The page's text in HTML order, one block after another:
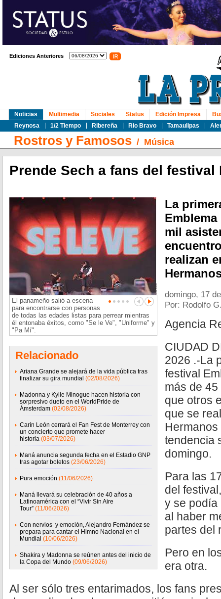
Ediciones Anteriores
Noticias
Reynosa
1/2 Tiempo Ribereña Rio Bravo Tamaulipas
Multimedia Sociales Status Edición Impresa
Rostros y Famosos / Música
Prende Sech a fans del festival
El panameño salió a escena
para encontrarse con personas
de todas las edades listas para perrear mientras
él entonaba éxitos, como "Se le Ve", "Uniforme" y
"Pa Mí".
Relacionado
Ariana Grande se alejará de la vida pública tras
finalizar su gira mundial (02/08/2026)
Madonna y Kylie Minogue hacen historia con
sorpresivo dueto en el WorldPride de
Ámsterdam (02/08/2026)
Carín León cerrará el Fan Fest de Monterrey con
un concierto que promete hacer
historia (03/07/2026)
Maná anuncia segunda fecha en el Estadio GNP
tras agotar boletos (23/06/2026)
Pura emoción (11/06/2026)
Maná llevará su celebración de 40 años a
Latinoamérica con el “Vivir Sin Aire
Tour” (11/06/2026)
Con nervios y emoción, Alejandro Fernández se
prepara para cantar el Himno Nacional en el
Mundial (10/06/2026)
Shakira y Madonna se reúnen antes del inicio de
la Copa del Mundo (09/06/2026)
La
mil
realizan
domingo, 17
Por: Rodolfo
Agencia
CIUDAD
2026 .-La
festival
más de
que otros
que se
tendencia
domingo.
Para las
del
y se podía
al haber
partes del
Pero en
era otra.
Al ser sólo tres entarimados, los fans